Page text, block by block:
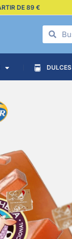
DE 89 €
DULCES